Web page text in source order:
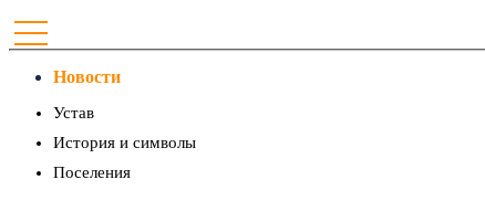
Новости
Устав
История и символы
Поселения